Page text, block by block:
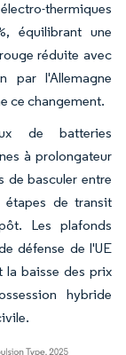
thermiques
équilibrant une
réduite avec
par l'Allemagne
ce changement.
de batteries
à prolongateur
de basculer entre
de transit
Les plafonds
défense de l'UE
la baisse des prix
hybride